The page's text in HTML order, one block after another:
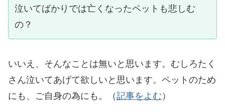
泣いてばかりでは亡くなったペットも悲しむ
の？
いいえ、そんなことは無いと思います。むしろたく
さん泣いてあげて欲しいと思います。ペットのため
にも、ご自身の為にも。（記事をよむ ）